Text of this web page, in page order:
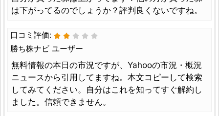
は下がってるのでしょうか？評判良くないですね。
口コミ評価:
勝ち株ナビ ユーザー
無料情報の本日の市況ですが、Yahooの市況・概況
ニュースから引用してますね。本文コピーして検索
してみてください。自分はこれを知ってすぐ解約し
ました。信頼できません。